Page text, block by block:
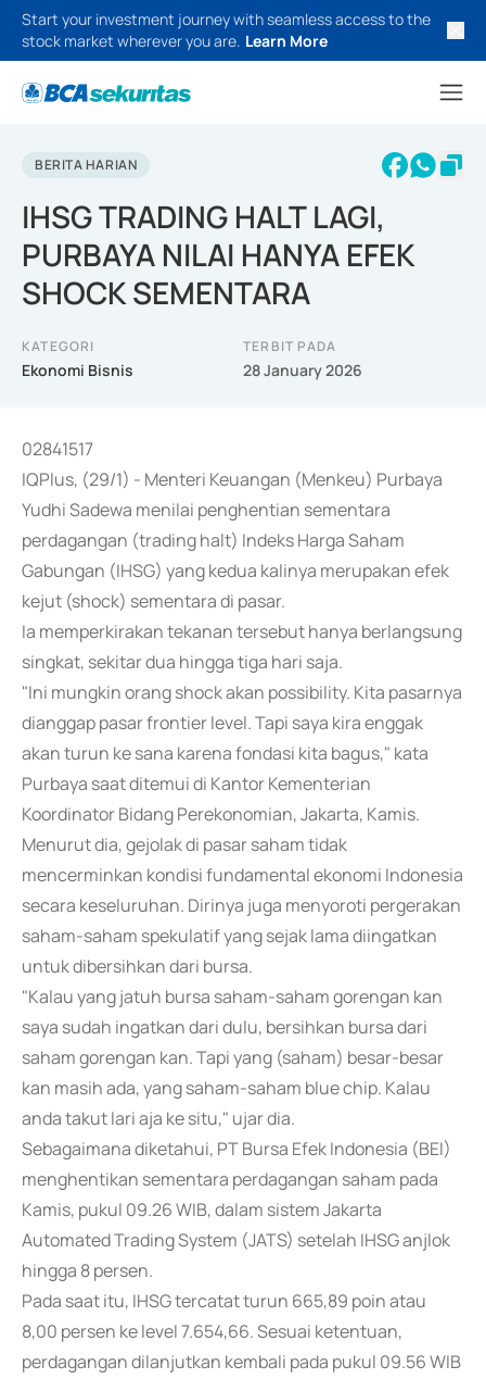
Start your investment journey with seamless access to the
stock market wherever you are. Learn More
BERITA HARIAN
IHSG TRADING HALT LAGI,
PURBAYA NILAI HANYA EFEK
SHOCK SEMENTARA
KATEGORI
Ekonomi Bisnis
TERBIT PADA
28 January 2026
02841517
IQPlus, (29/1) - Menteri Keuangan (Menkeu) Purbaya
Yudhi Sadewa menilai penghentian sementara
perdagangan (trading halt) Indeks Harga Saham
Gabungan (IHSG) yang kedua kalinya merupakan efek
kejut (shock) sementara di pasar.
Ia memperkirakan tekanan tersebut hanya berlangsung
singkat, sekitar dua hingga tiga hari saja.
"Ini mungkin orang shock akan possibility. Kita pasarnya
dianggap pasar frontier level. Tapi saya kira enggak
akan turun ke sana karena fondasi kita bagus," kata
Purbaya saat ditemui di Kantor Kementerian
Koordinator Bidang Perekonomian, Jakarta, Kamis.
Menurut dia, gejolak di pasar saham tidak
mencerminkan kondisi fundamental ekonomi Indonesia
secara keseluruhan. Dirinya juga menyoroti pergerakan
saham-saham spekulatif yang sejak lama diingatkan
untuk dibersihkan dari bursa.
"Kalau yang jatuh bursa saham-saham gorengan kan
saya sudah ingatkan dari dulu, bersihkan bursa dari
saham gorengan kan. Tapi yang (saham) besar-besar
kan masih ada, yang saham-saham blue chip. Kalau
anda takut lari aja ke situ," ujar dia.
Sebagaimana diketahui, PT Bursa Efek Indonesia (BEI)
menghentikan sementara perdagangan saham pada
Kamis, pukul 09.26 WIB, dalam sistem Jakarta
Automated Trading System (JATS) setelah IHSG anjlok
hingga 8 persen.
Pada saat itu, IHSG tercatat turun 665,89 poin atau
8,00 persen ke level 7.654,66. Sesuai ketentuan,
perdagangan dilanjutkan kembali pada pukul 09.56 WIB